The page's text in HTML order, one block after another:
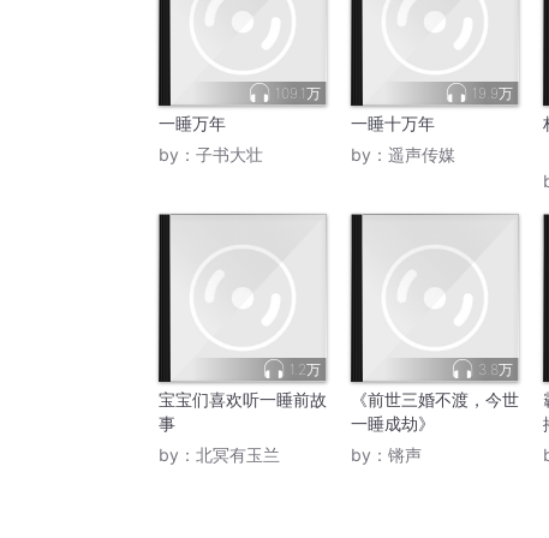
109.1万
一睡万年
by： 子书大壮
19.9万
一睡十万年
by： 遥声传媒
1.2万
宝宝们喜欢听一睡前故
事
by： 北冥有玉兰
3.8万
《前世三婚不渡，今世
一睡成劫》
by： 锵声